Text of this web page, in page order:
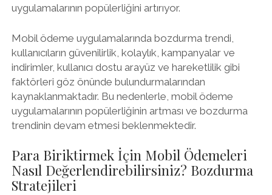
uygulamalarının popülerliğini artırıyor.
Mobil ödeme uygulamalarında bozdurma trendi,
kullanıcıların güvenilirlik, kolaylık, kampanyalar ve
indirimler, kullanıcı dostu arayüz ve hareketlilik gibi
faktörleri göz önünde bulundurmalarından
kaynaklanmaktadır. Bu nedenlerle, mobil ödeme
uygulamalarının popülerliğinin artması ve bozdurma
trendinin devam etmesi beklenmektedir.
Para Biriktirmek İçin Mobil Ödemeleri
Nasıl Değerlendirebilirsiniz? Bozdurma
Stratejileri